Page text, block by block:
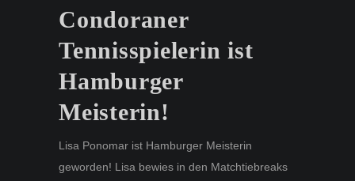
Condoraner
Tennisspielerin ist
Hamburger
Meisterin!
Lisa Ponomar ist Hamburger Meisterin
geworden! Lisa bewies in den Matchtiebreaks